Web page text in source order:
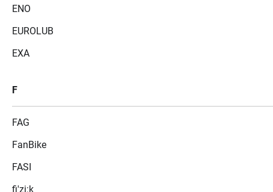
ENO
EUROLUB
EXA
F
FAG
FanBike
FASI
fi'zi:k